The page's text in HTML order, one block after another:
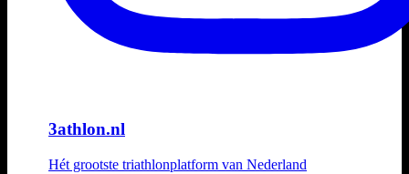
3athlon.nl
Hét grootste triathlonplatform van Nederland